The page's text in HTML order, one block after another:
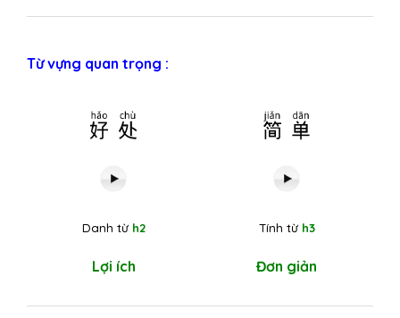
Từ vựng quan trọng :
好处
Danh từ h2
Lợi ích
简单
Tính từ h3
Đơn giản